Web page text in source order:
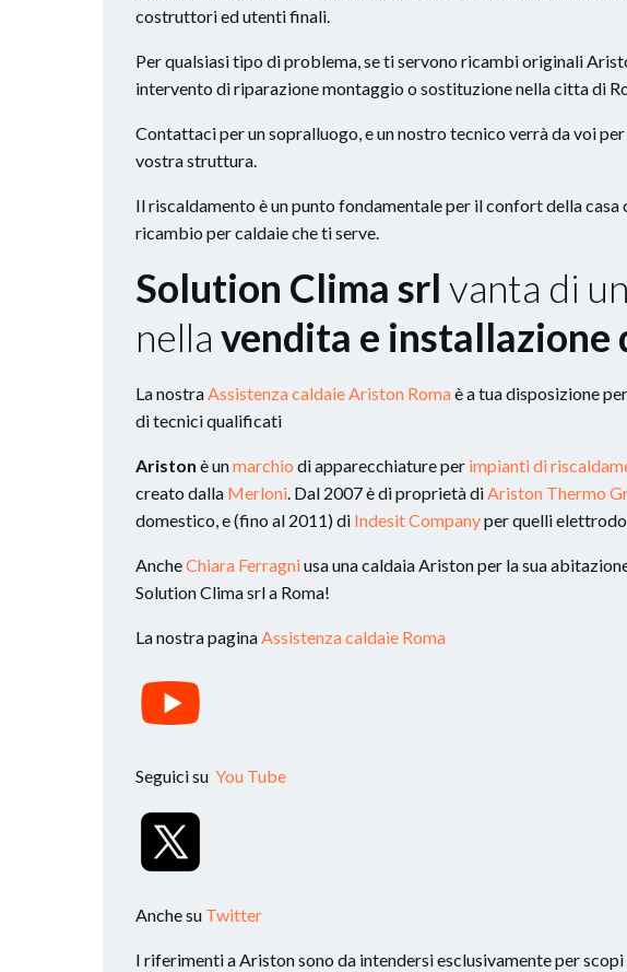
costruttori ed utenti finali.
Per qualsiasi tipo di problema, se ti servono ricambi originali
intervento di riparazione montaggio o sostituzione nella citta di
Contattaci per un sopralluogo, e un nostro tecnico verrà da voi
vostra struttura.
Il riscaldamento è un punto fondamentale per il confort della
ricambio per caldaie che ti serve.
Solution Clima srl vanta di
nella vendita e installazione
La nostra Assistenza caldaie Ariston Romaè a tua disposizione
di tecnici qualificati
Ariston è unmarchio di apparecchiature per impianti di
creato dalla Merloni . Dal 2007 è di proprietà di Ariston Thermo
domestico, e (fino al 2011) di Indesit Companyper quelli
AncheChiara Ferragniusa una caldaia Ariston per la sua
Solution Clima srl a Roma!
La nostra pagina Assistenza caldaie Roma
Seguici su You Tube
Anche su Twitter
I riferimenti a Ariston sono da intendersi esclusivamente per